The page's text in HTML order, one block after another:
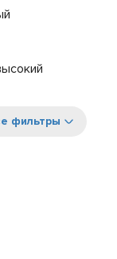
фильтры